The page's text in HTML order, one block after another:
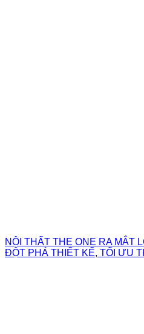
NỘI THẤT THE ONE RA MẮT
ĐỘT PHÁ THIẾT KẾ, TỐI ƯU